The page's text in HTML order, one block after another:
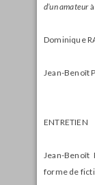
d’un amateur
Dominique
Jean-Benoît
ENTRETIEN
Jean-
forme de